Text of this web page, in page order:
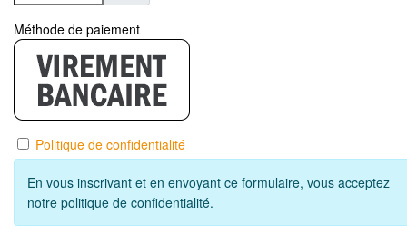
Méthode de paiement
Politique de confidentialité
En vous inscrivant et en envoyant ce formulaire, vous acceptez
notre politique de confidentialité.